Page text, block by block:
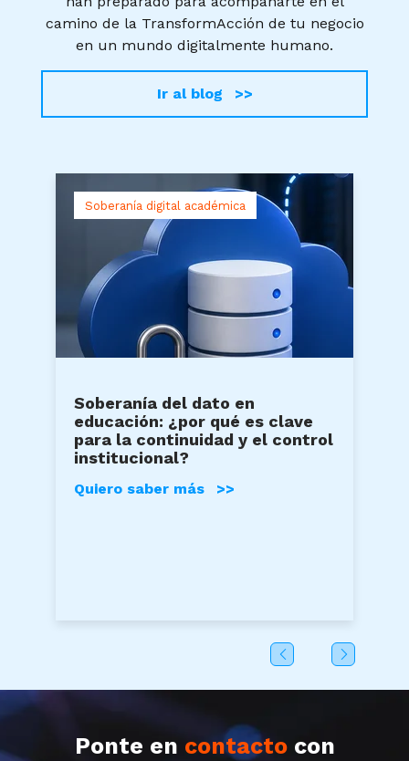
camino de la TransformAcción de tu negocio
en un mundo digitalmente humano.
Ir al blog >>
Soberanía digital académica
Soberanía del dato en
educación: ¿por qué es clave
para la continuidad y el control
institucional?
Quiero saber más >>
Ponte en contacto con